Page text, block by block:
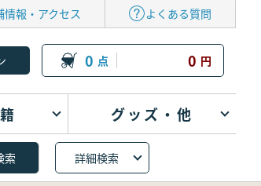
情報・アクセス よくある質問
0 点 0 円
グッズ・他
詳細検索